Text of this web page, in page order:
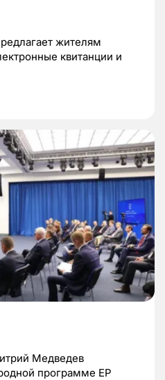
жителям
квитанции и
Медведев
программе ЕР